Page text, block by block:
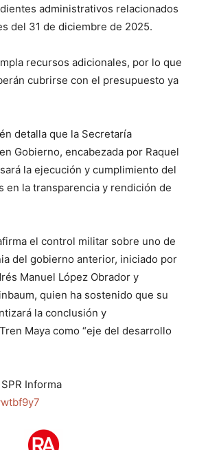
administrativos relacionados
del 31 de diciembre de 2025.
recursos adicionales, por lo que
cubrirse con el presupuesto ya
detalla que la Secretaría
Gobierno, encabezada por Raquel
la ejecución y cumplimiento del
en la transparencia y rendición de
el control militar sobre uno de
del gobierno anterior, iniciado por
Manuel López Obrador y
quien ha sostenido que su
la conclusión y
Maya como “eje del desarrollo
Informa